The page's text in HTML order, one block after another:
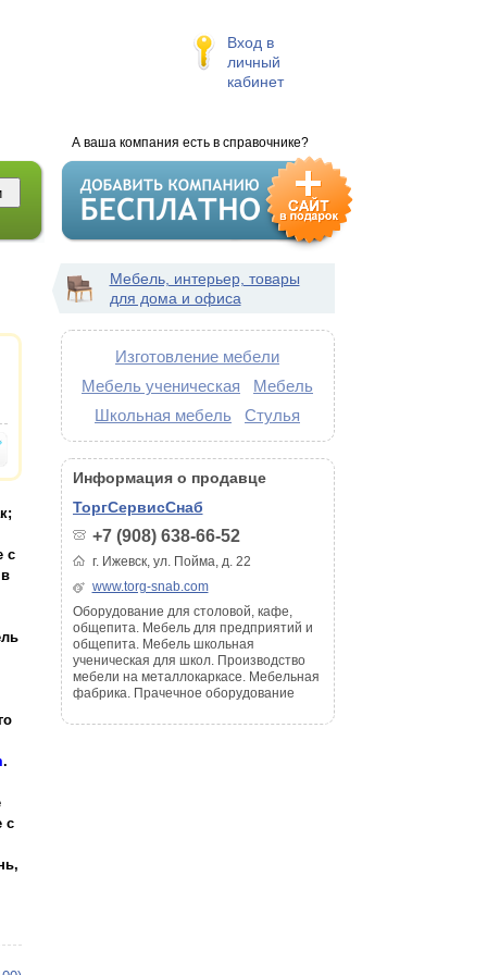
Вход в
личный
кабинет
А ваша компания есть в справочнике?
с
.
с
Мебель, интерьер, товары
для дома и офиса
Изготовление мебели
Мебель ученическая
Мебель
Школьная мебель
Стулья
Информация о продавце
ТоргСервисСнаб
+7 (908) 638-66-52
г. Ижевск, ул. Пойма, д. 22
www.torg-snab.com
Оборудование для столовой, кафе,
общепита. Мебель для предприятий и
общепита. Мебель школьная
ученическая для школ. Производство
мебели на металлокаркасе. Мебельная
фабрика. Прачечное оборудование